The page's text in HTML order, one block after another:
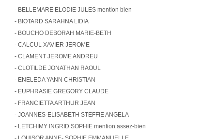
- BELLEMARE ELODIE JULES mention bien
- BIOTARD SARAHNA LIDIA
- BOUCHO DEBORAH MARIE-BETH
- CALCUL XAVIER JEROME
- CLAMENT JEROME ANDREU
- CLOTILDE JONATHAN RAOUL
- ENELEDA YANN CHRISTIAN
- EUPHRASIE GREGORY CLAUDE
- FRANCIETTA ARTHUR JEAN
- JOANNES-ELISABETH STEFFIE ANGELA
- LETCHIMY INGRID SOPHIE mention assez-bien